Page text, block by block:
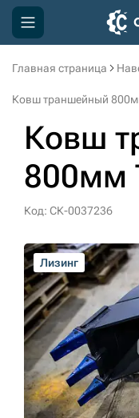
Главная страница
Ковш траншейный
Ковш
800мм
Код: СК-0037236
Лизинг
Лизинг
Лизинг
Лизинг
Компания
Доставка и оплата
Информация
Контакты
3D тур по
3D тур по складам
sksale@skdst.ru
+7 (499) 394-